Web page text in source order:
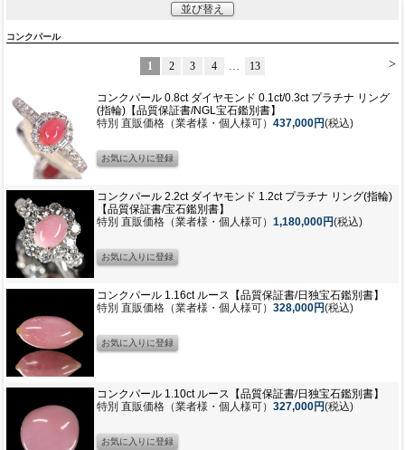
並び替え
コンクパール
>
1 2 3 4 13
コンクパール 0.8ct ダイヤモンド 0.1ct/0.3ct プラチナ リング
(指輪)【品質保証書/NGL宝石鑑別書】
特別 直販価格（業者様・個人様可） 437,000円(税込)
コンクパール 2.2ct ダイヤモンド 1.2ct プラチナ リング(指輪)
【品質保証書/宝石鑑別書】
特別 直販価格（業者様・個人様可） 1,180,000円(税込)
コンクパール 1.16ct ルース【品質保証書/日独宝石鑑別書】
特別 直販価格（業者様・個人様可） 328,000円(税込)
コンクパール 1.10ct ルース【品質保証書/日独宝石鑑別書】
特別 直販価格（業者様・個人様可） 327,000円(税込)